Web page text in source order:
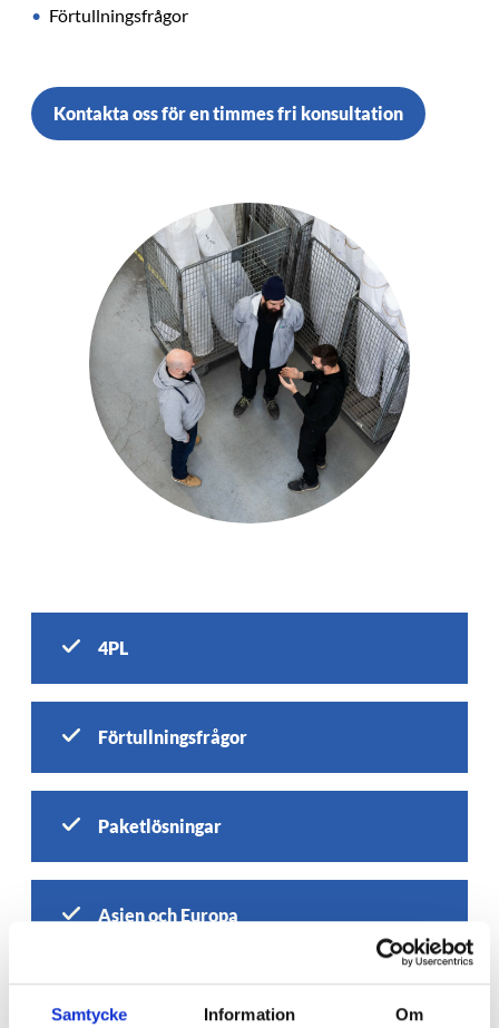
Samtycke Information Om
Förtullningsfrågor
Kontakta oss för en timmes fri konsultation
4PL
Förtullningsfrågor
Paketlösningar
Asien och Europa